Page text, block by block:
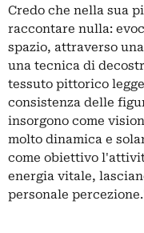
Credo che nella sua
raccontare nulla:
spazio, attraverso
una tecnica di
tessuto pittorico
consistenza delle
insorgono come
molto dinamica e
come obiettivo
energia vitale,
personale